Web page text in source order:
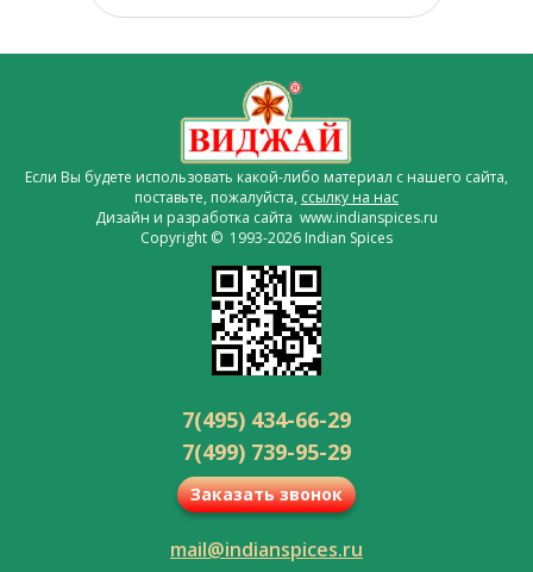
Если Вы будете использовать какой-либо материал с нашего сайта,
поставьте, пожалуйста, ссылку на нас
Дизайн и разработка сайта www.indianspices.ru
Copyright © 1993-2026 Indian Spices
7(495) 434-66-29
7(499) 739-95-29
Заказать звонок
mail@indianspices.ru